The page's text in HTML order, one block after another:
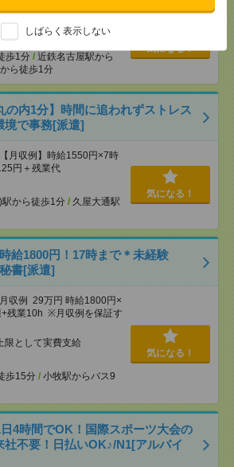
しばらく表示しない
収例】1500円×7時間40
267,000円
歩1分 / 近鉄名古屋駅から
ら徒歩1分
気になる！
の内1分】時間に追われずストレス
境で事務[派遣]
月収例】時給1550円×7時
円＋残業代
から徒歩1分 / 久屋大通駅
気になる！
給1800円！17時まで＊未経験
書[派遣]
収例 29万円 時給1800円×
残業10h ※月収例を保証す
限として実費支給
歩15分 / 小牧駅からバス9
気になる！
4時間でOK！国際スポーツ大会の
不要！日払いOK♪/N1[アルバイ